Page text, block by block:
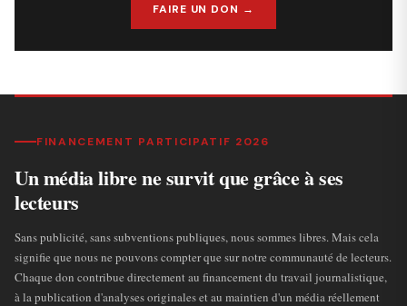
FAIRE UN DON →
FINANCEMENT PARTICIPATIF 2026
Un média libre ne survit que grâce à ses
lecteurs
Sans publicité, sans subventions publiques, nous sommes libres. Mais cela
signifie que nous ne pouvons compter que sur notre communauté de lecteurs.
Chaque don contribue directement au financement du travail journalistique,
à la publication d'analyses originales et au maintien d'un média réellement